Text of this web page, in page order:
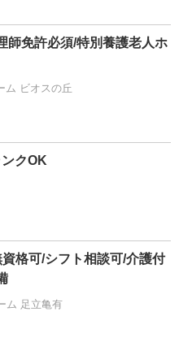
師免許必須/特別養護老人ホ
ム ビオスの丘
クOK
格可/シフト相談可/介護付
ム 足立亀有